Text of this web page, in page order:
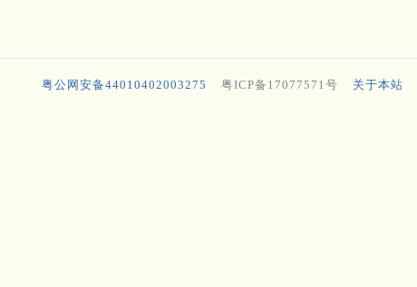
粤公网安备44010402003275 粤ICP备17077571号 关于本站